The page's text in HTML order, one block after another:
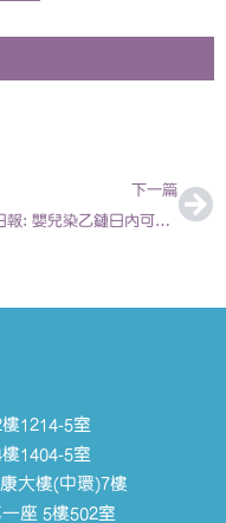
下一篇
頭條日報: 嬰兒染乙鏈日內可致命 2014-05-21 | 陳欣永醫生
1214-5室
1404-5室
大樓(中環)7樓
座 5樓502室